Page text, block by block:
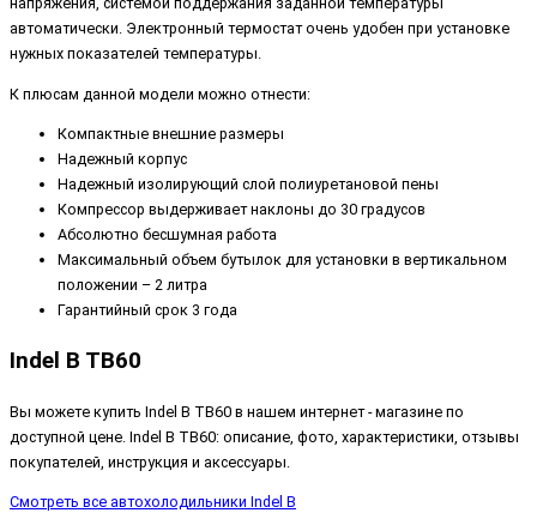
автоматически. Электронный термостат очень удобен при установке
нужных показателей температуры.
К плюсам данной модели можно отнести:
Компактные внешние размеры
Надежный корпус
Надежный изолирующий слой полиуретановой пены
Компрессор выдерживает наклоны до 30 градусов
Абсолютно бесшумная работа
Максимальный объем бутылок для установки в вертикальном
положении – 2 литра
Гарантийный срок 3 года
Indel B TB60
Вы можете купить Indel B TB60 в нашем интернет - магазине по
доступной цене. Indel B TB60: описание, фото, характеристики, отзывы
покупателей, инструкция и аксессуары.
Смотреть все автохолодильники Indel B